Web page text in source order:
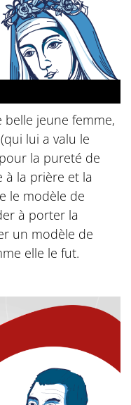
belle jeune femme,
lui a valu le
la pureté de
à la prière et la
le modèle de
à porter la
un modèle de
elle le fut.